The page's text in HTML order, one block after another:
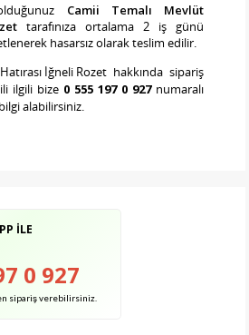
Camii Temalı Mevlüt
tarafınıza ortalama 2 iş günü
hasarsız olarak teslim edilir.
İğneli Rozethakkında sipariş
ilgili bize 0 555 197 0 927numaralı
alabilirsiniz.
İLE
0 927
sipariş verebilirsiniz.